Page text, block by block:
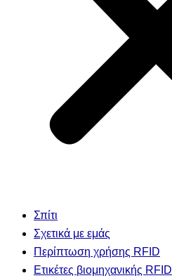
Σπίτι
Σχετικά με εμάς
Περίπτωση χρήσης RFID
Ετικέτες βιομηχανικής RFID